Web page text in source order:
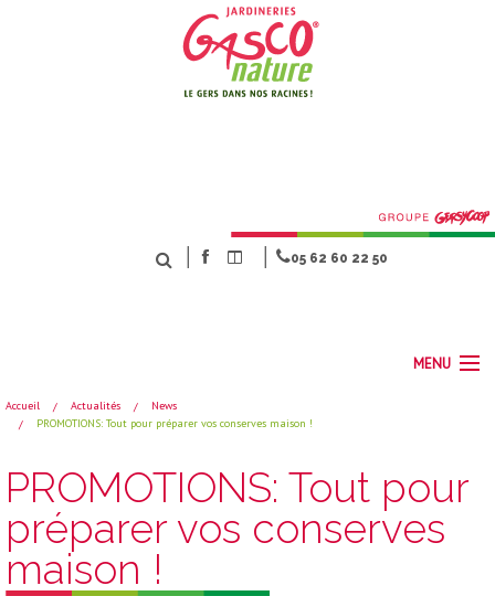
05 62 60 22 50
MENU
ACCUEIL
SERVICES
NOS MAGASINS
ACTUALITÉS
CONTACT JARDINERIES GASCO NATURE
Accueil Actualités
News
PROMOTIONS: Tout pour préparer vos conserves maison !
PROMOTIONS: Tout pour
préparer vos conserves
maison !